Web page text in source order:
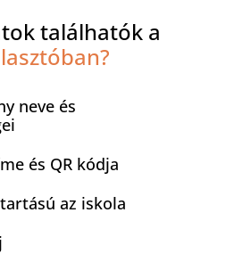
találhatók a
neve és
és QR kódja
az iskola